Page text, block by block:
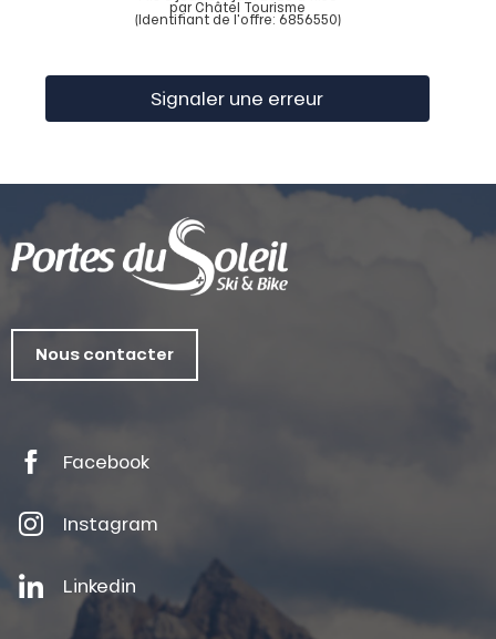
par Châtel Tourisme
(Identifiant de l'offre: 6856550)
Signaler une erreur
Nous contacter
Facebook
Instagram
Linkedin